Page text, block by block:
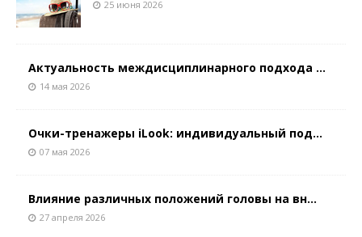
25 июня 2026
Актуальность междисциплинарного подхода ...
14 мая 2026
Очки-тренажеры iLook: индивидуальный под...
07 мая 2026
Влияние различных положений головы на вн...
27 апреля 2026